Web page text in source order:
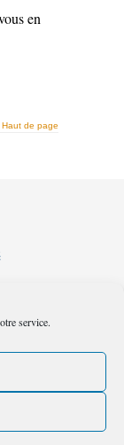
service.
en
Haut de page